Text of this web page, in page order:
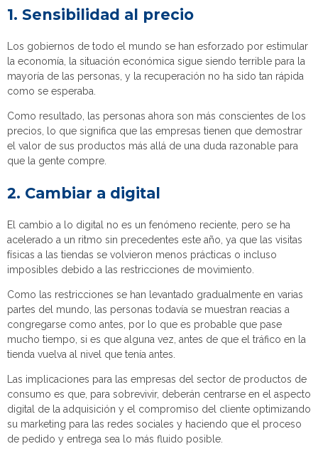
1. Sensibilidad al precio
Los gobiernos de todo el mundo se han esforzado por estimular
la economía, la situación económica sigue siendo terrible para la
mayoría de las personas, y la recuperación no ha sido tan rápida
como se esperaba.
Como resultado, las personas ahora son más conscientes de los
precios, lo que significa que las empresas tienen que demostrar
el valor de sus productos más allá de una duda razonable para
que la gente compre.
2. Cambiar a digital
El cambio a lo digital no es un fenómeno reciente, pero se ha
acelerado a un ritmo sin precedentes este año, ya que las visitas
físicas a las tiendas se volvieron menos prácticas o incluso
imposibles debido a las restricciones de movimiento.
Como las restricciones se han levantado gradualmente en varias
partes del mundo, las personas todavía se muestran reacias a
congregarse como antes, por lo que es probable que pase
mucho tiempo, si es que alguna vez, antes de que el tráfico en la
tienda vuelva al nivel que tenía antes.
Las implicaciones para las empresas del sector de productos de
consumo es que, para sobrevivir, deberán centrarse en el aspecto
digital de la adquisición y el compromiso del cliente optimizando
su marketing para las redes sociales y haciendo que el proceso
de pedido y entrega sea lo más fluido posible.